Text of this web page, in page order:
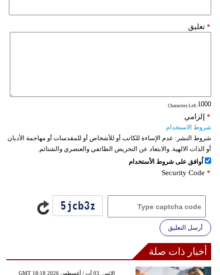
تعليق *
: Characters Left
إلزامي *
شروط الاستخدام
شروط النشر: عدم الإساءة للكاتب أو للأشخاص أو للمقدسات أو مهاجمة الأديان
أو الذات الالهية. والابتعاد عن التحريض الطائفي والعنصري والشتائم.
اُوافق على شروط الأستخدام
Security Code *
أرسل التعليق
أخبار ذات صلة
GMT 18:18 2026 الإثنين ,03 آب / أغسطس